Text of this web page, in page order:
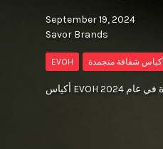
September 19, 2024
Savor Brands
EVOH أكياس شفافة متجمدة